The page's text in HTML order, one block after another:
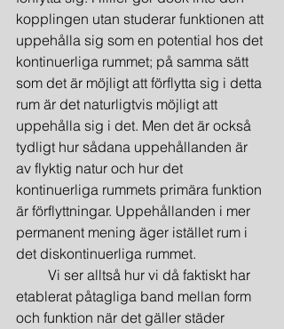
kopplingen utan studerar funktionen att
uppehålla sig som en potential hos det
kontinuerliga rummet; på samma sätt
som det är möjligt att förflytta sig i detta
rum är det naturligtvis möjligt att
uppehålla sig i det. Men det är också
tydligt hur sådana uppehållanden är
av flyktig natur och hur det
kontinuerliga rummets primära funktion
är förflyttningar. Uppehållanden i mer
permanent mening äger istället rum i
det diskontinuerliga rummet.
Vi ser alltså hur vi då faktiskt har
etablerat påtagliga band mellan form
och funktion när det gäller städer